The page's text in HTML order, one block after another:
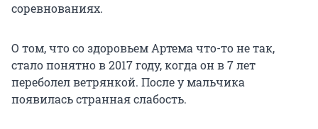
соревнованиях.
О том, что со здоровьем Артема что-то не так,
стало понятно в 2017 году, когда он в 7 лет
переболел ветрянкой. После у мальчика
появилась странная слабость.